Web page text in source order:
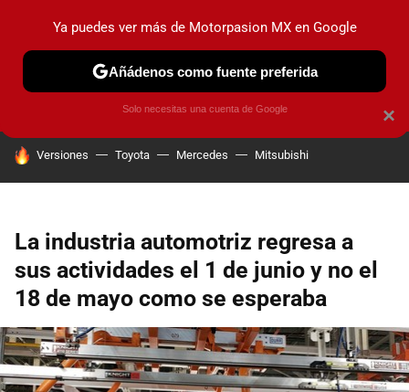
PRUEBAS INDUSTRIA HOY NO CIRCULA
HOY SE HABLA DE
Versiones Toyota Mercedes Mitsubishi
La industria automotriz regresa a
sus actividades el 1 de junio y no el
18 de mayo como se esperaba
×
Ya puedes ver más de Motorpasion MX en Google
Añádenos como fuente preferida
Solo necesitas una cuenta de Google